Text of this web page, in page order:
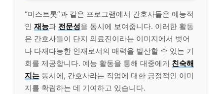
“미스트롯”과 같은 프로그램에서 간호사들은 예능적
인 재능과 전문성을 동시에 보여줍니다. 이러한 활동
은 간호사들이 단지 의료진이라는 이미지에서 벗어
나 다재다능한 인재로서의 매력을 발산할 수 있는 기
회를 제공합니다. 예능 활동을 통해 대중에게 친숙해
지는 동시에, 간호사라는 직업에 대한 긍정적인 이미
지를 확립하는 데 기여하고 있습니다.